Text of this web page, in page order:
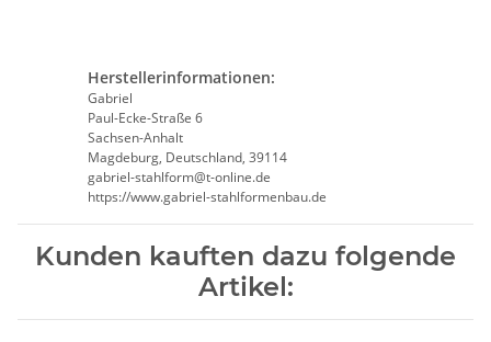
Herstellerinformationen:
Gabriel
Paul-Ecke-Straße 6
Sachsen-Anhalt
Magdeburg, Deutschland, 39114
gabriel-stahlform@t-online.de
https://www.gabriel-stahlformenbau.de
Kunden kauften dazu folgende
Artikel: